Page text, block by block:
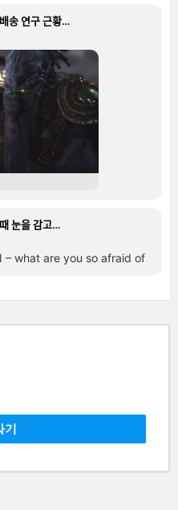
연구 근황…
때 눈을 감고…
– what are you so afraid of
기